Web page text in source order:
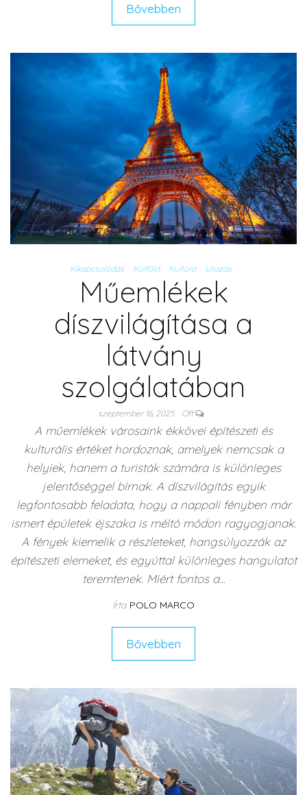
Bővebben
Kikapcsolódás Külföld Kultúra Utazás
Műemlékek
díszvilágítása a
látvány
szolgálatában
szeptember 16, 2025 Off
A műemlékek városaink ékkövei építészeti és
kulturális értéket hordoznak, amelyek nemcsak a
helyiek, hanem a turisták számára is különleges
jelentőséggel bírnak. A díszvilágítás egyik
legfontosabb feladata, hogy a nappali fényben már
ismert épületek éjszaka is méltó módon ragyogjanak.
A fények kiemelik a részleteket, hangsúlyozzák az
építészeti elemeket, és egyúttal különleges hangulatot
teremtenek. Miért fontos a…
Írta POLO MARCO
Bővebben